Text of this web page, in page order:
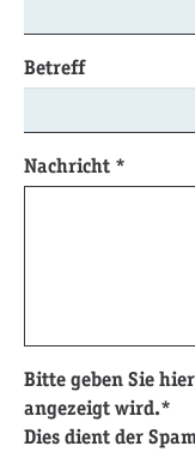
Betreff
Nachricht *
Bitte geben Sie
angezeigt wird.*
Dies dient der